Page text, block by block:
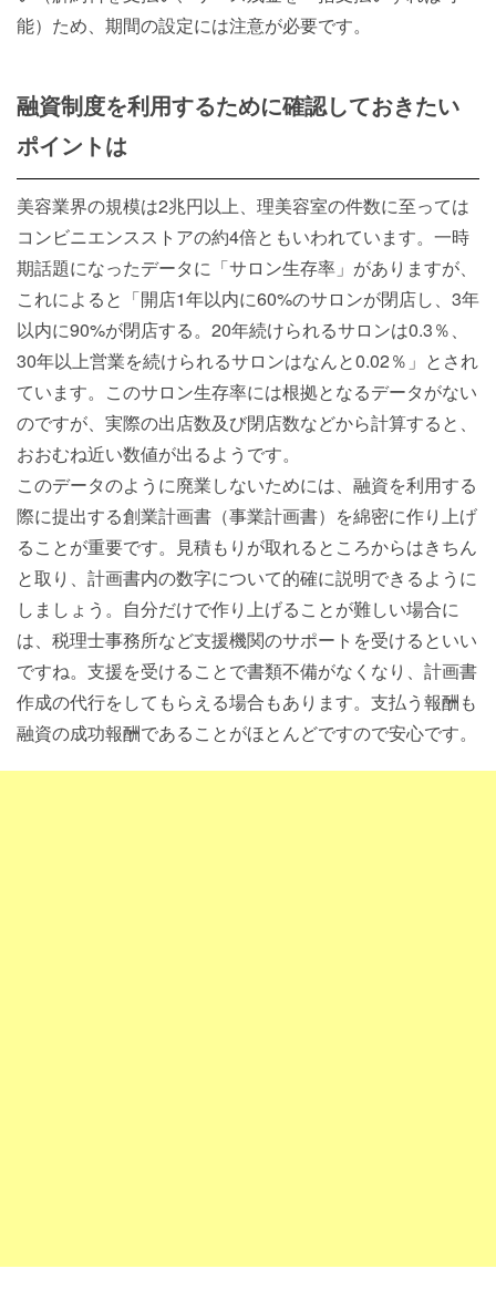
能）ため、期間の設定には注意が必要です。
融資制度を利用するために確認しておきたい
ポイントは
美容業界の規模は2兆円以上、理美容室の件数に至っては
コンビニエンスストアの約4倍ともいわれています。一時
期話題になったデータに「サロン生存率」がありますが、
これによると「開店1年以内に60%のサロンが閉店し、3年
以内に90%が閉店する。20年続けられるサロンは0.3％、
30年以上営業を続けられるサロンはなんと0.02％」とされ
ています。このサロン生存率には根拠となるデータがない
のですが、実際の出店数及び閉店数などから計算すると、
おおむね近い数値が出るようです。
このデータのように廃業しないためには、融資を利用する
際に提出する創業計画書（事業計画書）を綿密に作り上げ
ることが重要です。見積もりが取れるところからはきちん
と取り、計画書内の数字について的確に説明できるように
しましょう。自分だけで作り上げることが難しい場合に
は、税理士事務所など支援機関のサポートを受けるといい
ですね。支援を受けることで書類不備がなくなり、計画書
作成の代行をしてもらえる場合もあります。支払う報酬も
融資の成功報酬であることがほとんどですので安心です。